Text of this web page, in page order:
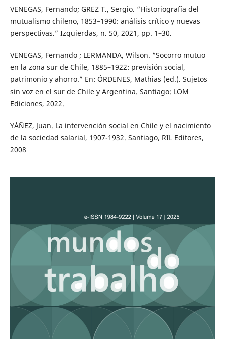
VENEGAS, Fernando; GREZ T., Sergio. “Historiografía del
mutualismo chileno, 1853–1990: análisis crítico y nuevas
perspectivas.” Izquierdas, n. 50, 2021, pp. 1–30.
VENEGAS, Fernando ; LERMANDA, Wilson. “Socorro mutuo
en la zona sur de Chile, 1885–1922: previsión social,
patrimonio y ahorro.” En: ÓRDENES, Mathias (ed.). Sujetos
sin voz en el sur de Chile y Argentina. Santiago: LOM
Ediciones, 2022.
YÁÑEZ, Juan. La intervención social en Chile y el nacimiento
de la sociedad salarial, 1907-1932. Santiago, RIL Editores,
2008